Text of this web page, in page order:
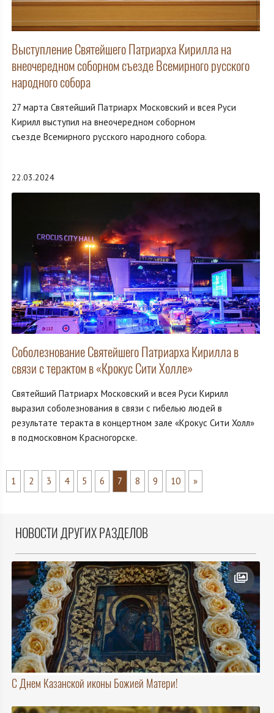
Выступление Святейшего Патриарха Кирилла на
внеочередном соборном съезде Всемирного русского
народного собора
27 марта Святейший Патриарх Московский и всея Руси
Кирилл выступил на внеочередном соборном
съезде Всемирного русского народного собора.
22.03.2024
Соболезнование Святейшего Патриарха Кирилла в
связи с терактом в «Крокус Сити Холле»
Святейший Патриарх Московский и всея Руси Кирилл
выразил соболезнования в связи с гибелью людей в
результате теракта в концертном зале «Крокус Сити Холл»
в подмосковном Красногорске.
1 2 3 4 5 6 7 8 9 10 »
НОВОСТИ ДРУГИХ РАЗДЕЛОВ
С Днем Казанской иконы Божией Матери!